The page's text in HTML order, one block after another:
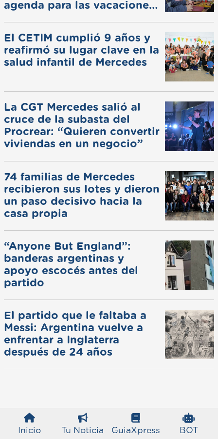
Inicio Tu Noticia GuiaXpress BOT
agenda para las vacaciones
El CETIM cumplió 9 años y
reafirmó su lugar clave en la
salud infantil de Mercedes
La CGT Mercedes salió al
cruce de la subasta del
Procrear: “Quieren convertir
viviendas en un negocio”
74 familias de Mercedes
recibieron sus lotes y dieron
un paso decisivo hacia la
casa propia
“Anyone But England”:
banderas argentinas y
apoyo escocés antes del
partido
El partido que le faltaba a
Messi: Argentina vuelve a
enfrentar a Inglaterra
después de 24 años